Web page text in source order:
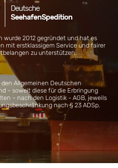
2012 gegründet und hat es
mit erstklassigem Service und fairer
zu unterstützen.
Allgemeinen Deutschen
– soweit diese für die Erbringung
– nach den Logistik - AGB, jeweils
nach § 23 ADSp.